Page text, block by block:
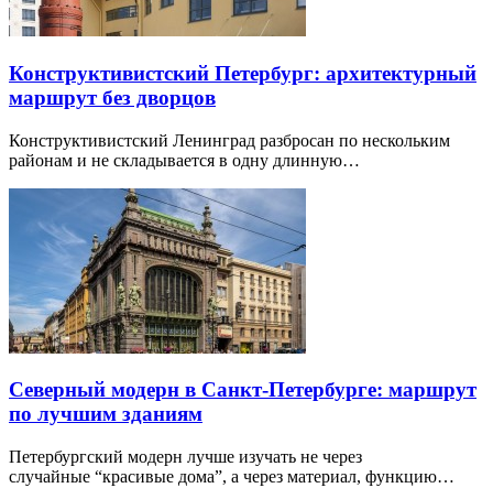
Конструктивистский Петербург: архитектурный
маршрут без дворцов
Конструктивистский Ленинград разбросан по нескольким
районам и не складывается в одну длинную…
Северный модерн в Санкт-Петербурге: маршрут
по лучшим зданиям
Петербургский модерн лучше изучать не через
случайные “красивые дома”, а через материал, функцию…